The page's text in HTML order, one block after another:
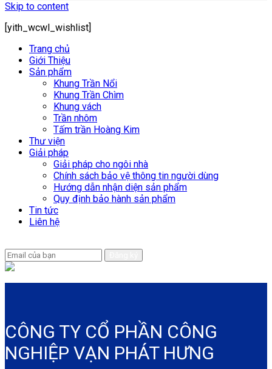
Skip to content
[yith_wcwl_wishlist]
Trang chủ
Giới Thiệu
Sản phẩm
Khung Trần Nổi
Khung Trần Chìm
Khung vách
Trần nhôm
Tấm trần Hoàng Kim
Thư viện
Giải pháp
Giải pháp cho ngôi nhà
Chính sách bảo vệ thông tin người dùng
Hướng dẫn nhận diện sản phẩm
Quy định bảo hành sản phẩm
Tin tức
Liên hệ
CÔNG TY CỔ PHẦN CÔNG
NGHIỆP VẠN PHÁT HƯNG